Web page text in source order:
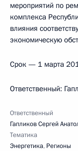
мероприятий по
комплекса
влияния
экономическую
Срок — 1 марта
Ответственный:
Ответственный
Гапликов Сергей
Тематика
Энергетика, Регионы